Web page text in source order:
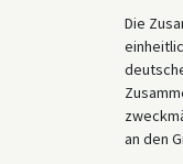
Die
an den